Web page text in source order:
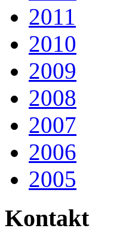
2011
2010
2009
2008
2007
2006
2005
Kontakt